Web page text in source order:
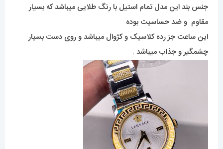
جنس بند این مدل تمام استیل با رنگ طلایی میباشد که بسیار
مقاوم و ضد حساسیت بوده
این ساعت جز رده کلاسیک و کژوال میباشد و روی دست بسیار
چشمگیر و جذاب میباشد .